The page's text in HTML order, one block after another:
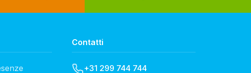
Contatti
+31 299 744 744